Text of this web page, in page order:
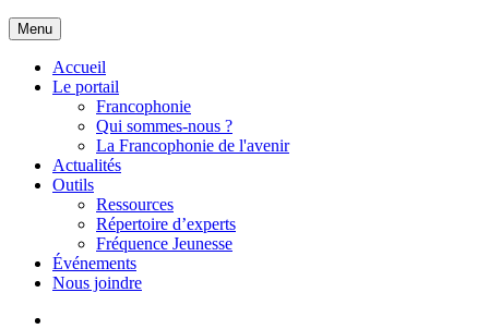
Menu
Accueil
Le portail
Francophonie
Qui sommes-nous ?
La Francophonie de l'avenir
Actualités
Outils
Ressources
Répertoire d’experts
Fréquence Jeunesse
Événements
Nous joindre